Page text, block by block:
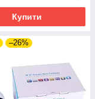
Купити
–26%